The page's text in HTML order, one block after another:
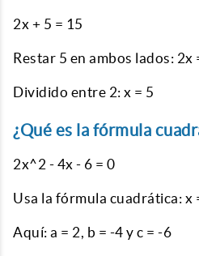
2x + 5 = 15
Restar 5 en ambos lados: 2x
Dividido entre 2: x = 5
¿Qué es la fórmula
2x^2 - 4x - 6 = 0
Usa la fórmula cuadrática: x
Aquí: a = 2, b = -4 y c = -6